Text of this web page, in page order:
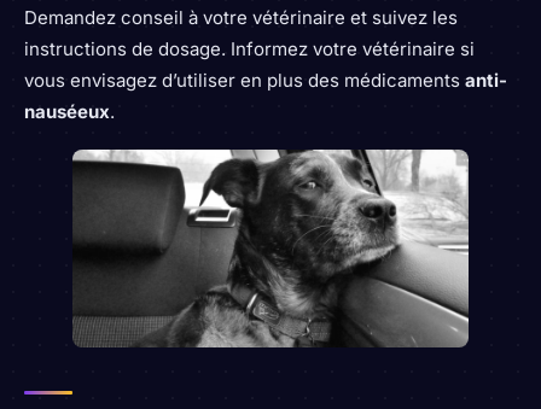
Demandez conseil à votre vétérinaire et suivez les
instructions de dosage. Informez votre vétérinaire si
vous envisagez d’utiliser en plus des médicaments anti-
nauséeux.